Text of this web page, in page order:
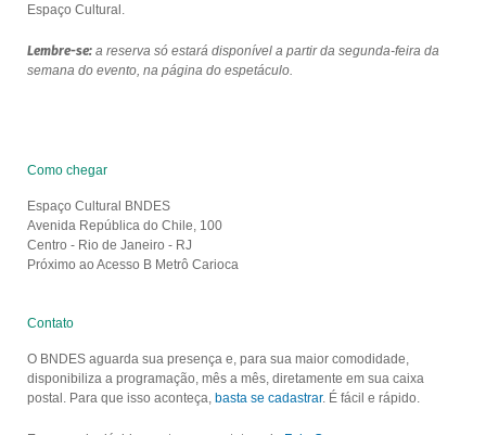
Espaço Cultural.
Lembre-se:a reserva só estará disponível a partir da segunda-feira da
semana do evento, na página do espetáculo.
Como chegar
Espaço Cultural BNDES
Avenida República do Chile, 100
Centro - Rio de Janeiro - RJ
Próximo ao Acesso B Metrô Carioca
Contato
O BNDES aguarda sua presença e, para sua maior comodidade,
disponibiliza a programação, mês a mês, diretamente em sua caixa
postal. Para que isso aconteça, basta se cadastrar. É fácil e rápido.